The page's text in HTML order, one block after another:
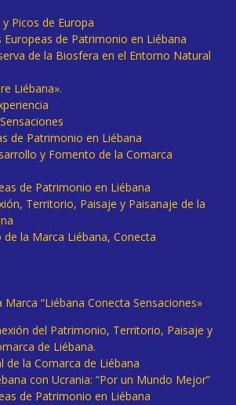
Picos de Europa
Europeas de Patrimonio en Liébana
de la Biosfera en el Entorno Natural
Liébana».
de Patrimonio en Liébana
y Fomento de la Comarca
de Patrimonio en Liébana
Territorio, Paisaje y Paisanaje de la
de la Marca Liébana, Conecta
“Liébana Conecta Sensaciones»
del Patrimonio, Territorio, Paisaje y
de Liébana.
de la Comarca de Liébana
con Ucrania: “Por un Mundo Mejor”
de Patrimonio en Liébana